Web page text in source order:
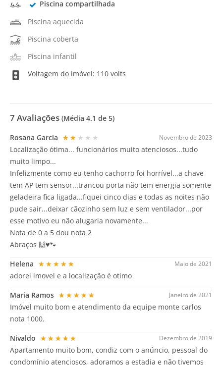
Piscina compartilhada
Piscina aquecida
Piscina coberta
Piscina infantil
Voltagem do imóvel: 110 volts
7 Avaliações (Média 4.1 de 5)
Novembro de 2023
Rosana Garcia ★★★★★
Localização ótima... funcionários muito atenciosos...tudo
muito limpo...
Infelizmente como eu tenho cachorro foi horrível...a chave
tem AP tem sensor...trancou porta não tem energia somente
geladeira fica ligada...fiquei cinco dias e todas as noites não
pude sair...deixar cãozinho sem luz e sem ventilador...por
esse motivo eu não alugaria novamente...
Nota de 0 a 5 dou nota 2
Abraços 🙌♥️🐾
Maio de 2021
Helena ★★★★★
adorei imovel e a localização é otimo
Janeiro de 2021
Maria Ramos ★★★★★
Imóvel muito bom e atendimento da equipe monte carlos
nota 1000.
Dezembro de 2019
Nivaldo ★★★★★
Apartamento muito bom, condiz com o anúncio, pessoal do
condomínio atenciosos, adoramos a estadia e não tivemos